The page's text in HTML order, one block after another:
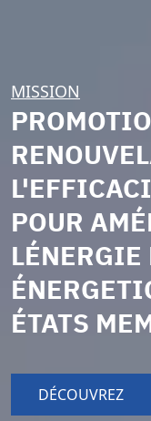
MISSION
POUR
LÉNERGIE
ÉTATS
DÉCOUVREZ